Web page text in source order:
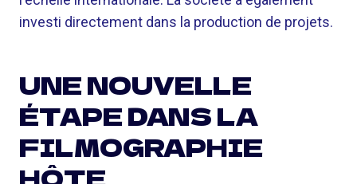
investi directement dans la production de projets.
UNE NOUVELLE
ÉTAPE DANS LA
FILMOGRAPHIE